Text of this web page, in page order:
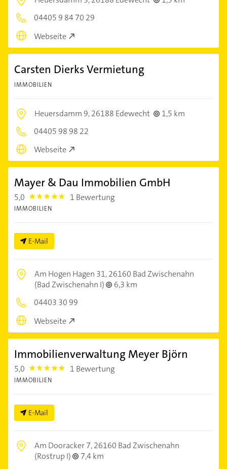
04405 9 84 70 29
Webseite
Carsten Dierks Vermietung
IMMOBILIEN
Heuersdamm 9,26188 Edewecht
1,5 km
04405 98 98 22
Webseite
Mayer & Dau Immobilien GmbH
5,0 5.0 1 Bewertung
IMMOBILIEN
E-Mail
Am Hogen Hagen 31,26160 Bad Zwischenahn
(Bad Zwischenahn I)
6,3 km
04403 30 99
Webseite
Immobilienverwaltung Meyer Björn
5,0 5.0 1 Bewertung
IMMOBILIEN
E-Mail
Am Dooracker 7,26160 Bad Zwischenahn
(Rostrup I)
7,4 km